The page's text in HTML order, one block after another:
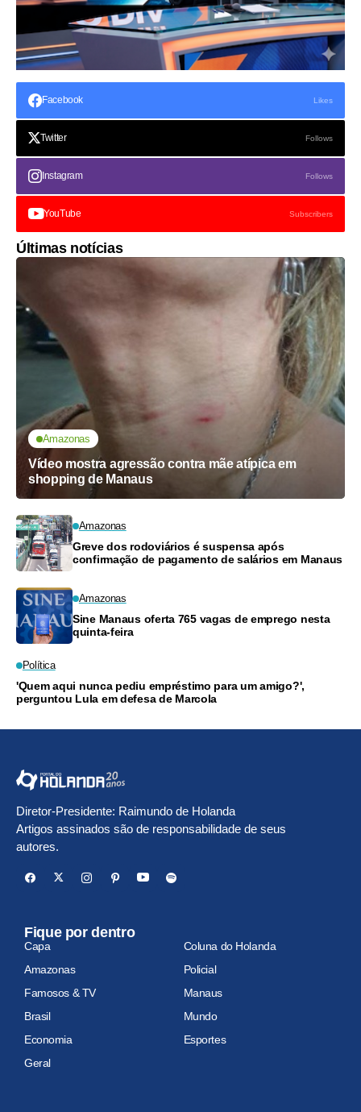
Facebook Likes
Twitter Follows
Instagram Follows
YouTube Subscribers
Últimas notícias
Amazonas
Vídeo mostra agressão contra mãe atípica em
shopping de Manaus
Amazonas
Greve dos rodoviários é suspensa após
confirmação de pagamento de salários em Manaus
Amazonas
Sine Manaus oferta 765 vagas de emprego nesta
quinta-feira
Política
'Quem aqui nunca pediu empréstimo para um amigo?',
perguntou Lula em defesa de Marcola
Diretor-Presidente: Raimundo de Holanda
Artigos assinados são de responsabilidade de seus
autores.
Fique por dentro
Capa
Coluna do Holanda
Amazonas
Policial
Famosos & TV
Manaus
Brasil
Mundo
Economia
Esportes
Geral